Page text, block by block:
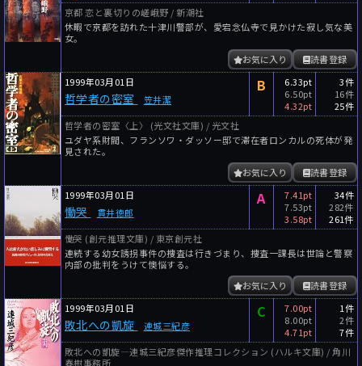
京都 恋と裏切りの嵯峨野 / 新潮社
休暇で京都を訪れた十津川警部が、愛宕念仏寺で見かけた寂し気な美
女。
読書登録
お気に入り
1999年03月01日
哲学者の密室 笠井潔
B
6.33pt
6.50pt
4.32pt
3件
16件
25件
哲学者の密室〈上〉 (光文社文庫) / 光文社
ユダヤ系財閥、フランソワ・ダッソー邸で滞在者ロンカルの死体が発
見された。
読書登録
お気に入り
1999年03月01日
慟哭 貫井徳郎
A
7.41pt
7.53pt
3.58pt
34件
282件
261件
慟哭 (創元推理文庫) / 東京創元社
連続する幼女誘拐事件の捜査は行きづまり、捜査一課長は世論と警察
内部の批判をうけて懊悩する。
読書登録
お気に入り
1999年03月01日
敗北への凱旋 連城三紀彦
C
7.00pt
8.00pt
4.71pt
1件
2件
7件
敗北への凱旋―連城三紀彦傑作推理コレクション (ハルキ文庫) / 角川
春樹事務所